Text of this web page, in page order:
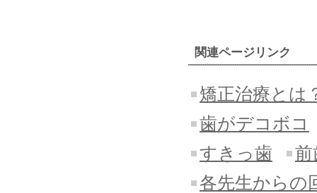
関連ページリンク
矯正治療とは
歯がデコボコ
すきっ歯
前
各先生からの